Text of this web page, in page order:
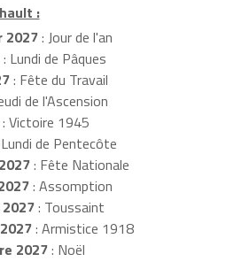
:
2027: Jour de l'an
: Lundi de Pâques
: Fête du Travail
de l'Ascension
: Victoire 1945
de Pentecôte
: Fête Nationale
: Assomption
: Toussaint
: Armistice 1918
2027: Noël